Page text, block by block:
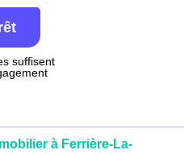
suffisent
à Ferrière-La-